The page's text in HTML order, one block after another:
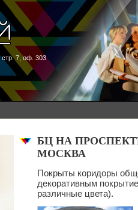
БЦ НА
МОСКВА
Покрыты коридоры
декоративным
различные цвета).
стр. 7, оф. 303